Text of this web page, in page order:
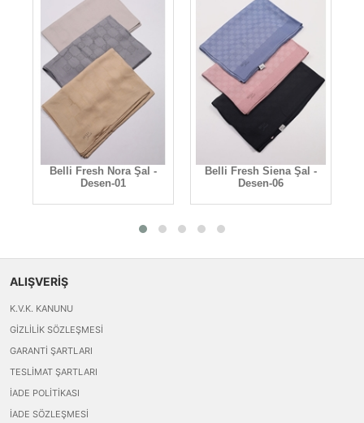
Belli Fresh Nora Şal -
Desen-01
Belli Fresh Siena Şal -
Desen-06
ALIŞVERİŞ
K.V.K. KANUNU
GIZLILIK SÖZLEŞMESI
GARANTI ŞARTLARI
TESLIMAT ŞARTLARI
İADE POLITIKASI
İADE SÖZLEŞMESI